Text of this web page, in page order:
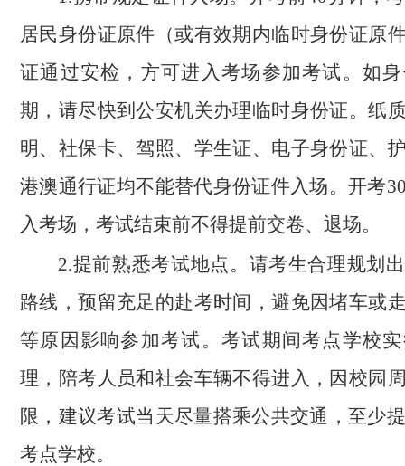
居民身份证原件（或有效期内临时身份证原
证通过安检，方可进入考场参加考试。如
期，请尽快到公安机关办理临时身份证。纸
明、社保卡、驾照、学生证、电子身份证、
港澳通行证均不能替代身份证件入场。开考
入考场，考试结束前不得提前交卷、退场。
2.提前熟悉考试地点。请考生合理规划
路线，预留充足的赴考时间，避免因堵车或
等原因影响参加考试。考试期间考点学校
理，陪考人员和社会车辆不得进入，因校园
限，建议考试当天尽量搭乘公共交通，至少
考点学校。